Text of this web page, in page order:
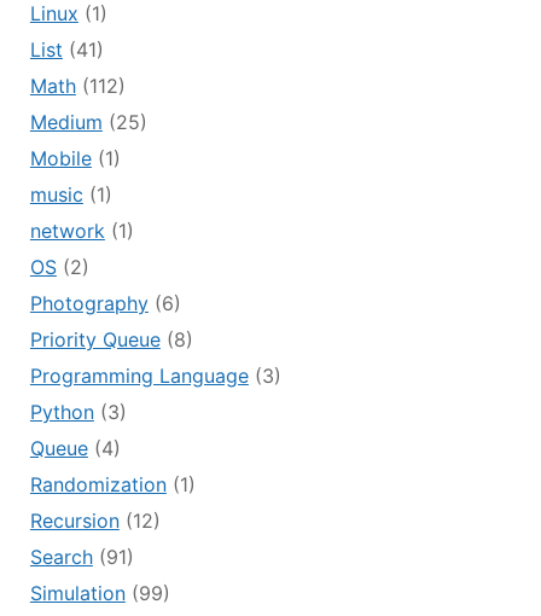
Linux (1)
List (41)
Math(112)
Medium (25)
Mobile(1)
music (1)
network(1)
OS(2)
Photography(6)
Priority Queue(8)
Programming Language(3)
Python(3)
Queue(4)
Randomization(1)
Recursion(12)
Search(91)
Simulation(99)